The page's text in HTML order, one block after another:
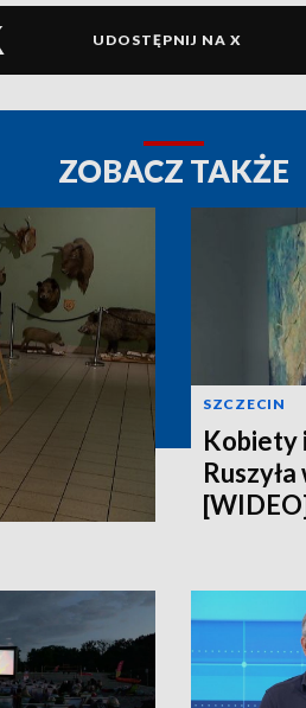
UDOSTĘPNIJ NA X
ZOBACZ TAKŻE
SZCZECIN
Kobiety